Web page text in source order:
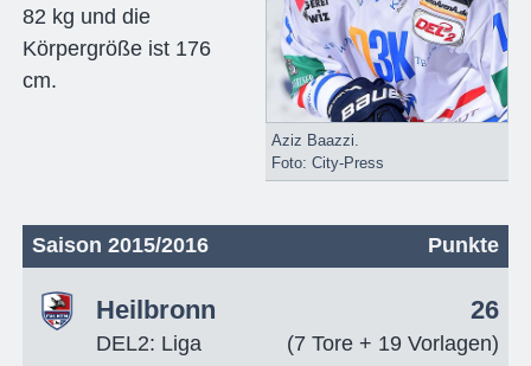
Aziz Baazzi.
Foto: City-Press
82 kg und die
Körpergröße ist 176
cm.
Saison 2015/2016 Punkte
Heilbronn
DEL2: Liga
26
(7 Tore + 19 Vorlagen)